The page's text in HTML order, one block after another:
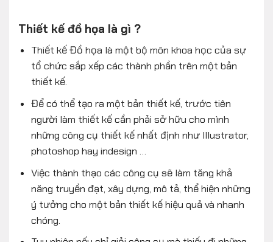
Thiết kế đồ họa là gì ?
Thiết kế Đồ họa là một bộ môn khoa học của sự
tổ chức sắp xếp các thành phần trên một bản
thiết kế.
Để có thể tạo ra một bản thiết kế, trước tiên
người làm thiết kế cần phải sở hữu cho mình
những công cụ thiết kế nhất định như Illustrator,
photoshop hay indesign …
Việc thành thạo các công cụ sẽ làm tăng khả
năng truyền đạt, xây dựng, mô tả, thể hiện những
ý tưởng cho một bản thiết kế hiệu quả và nhanh
chóng.